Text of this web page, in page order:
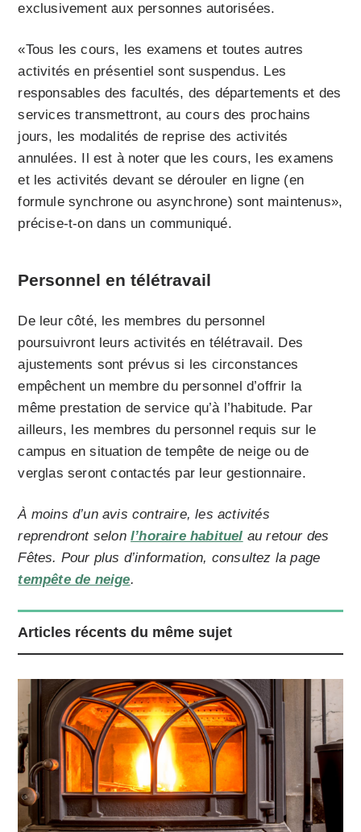
exclusivement aux personnes autorisées.
«Tous les cours, les examens et toutes autres
activités en présentiel sont suspendus. Les
responsables des facultés, des départements et des
services transmettront, au cours des prochains
jours, les modalités de reprise des activités
annulées. Il est à noter que les cours, les examens
et les activités devant se dérouler en ligne (en
formule synchrone ou asynchrone) sont maintenus»,
précise-t-on dans un communiqué.
Personnel en télétravail
De leur côté, les membres du personnel
poursuivront leurs activités en télétravail. Des
ajustements sont prévus si les circonstances
empêchent un membre du personnel d’offrir la
même prestation de service qu’à l’habitude. Par
ailleurs, les membres du personnel requis sur le
campus en situation de tempête de neige ou de
verglas seront contactés par leur gestionnaire.
À moins d’un avis contraire, les activités
reprendront selonl’horaire habituel au retour des
Fêtes. Pour plus d’information, consultez la page
tempête de neige.
Articles récents du même sujet